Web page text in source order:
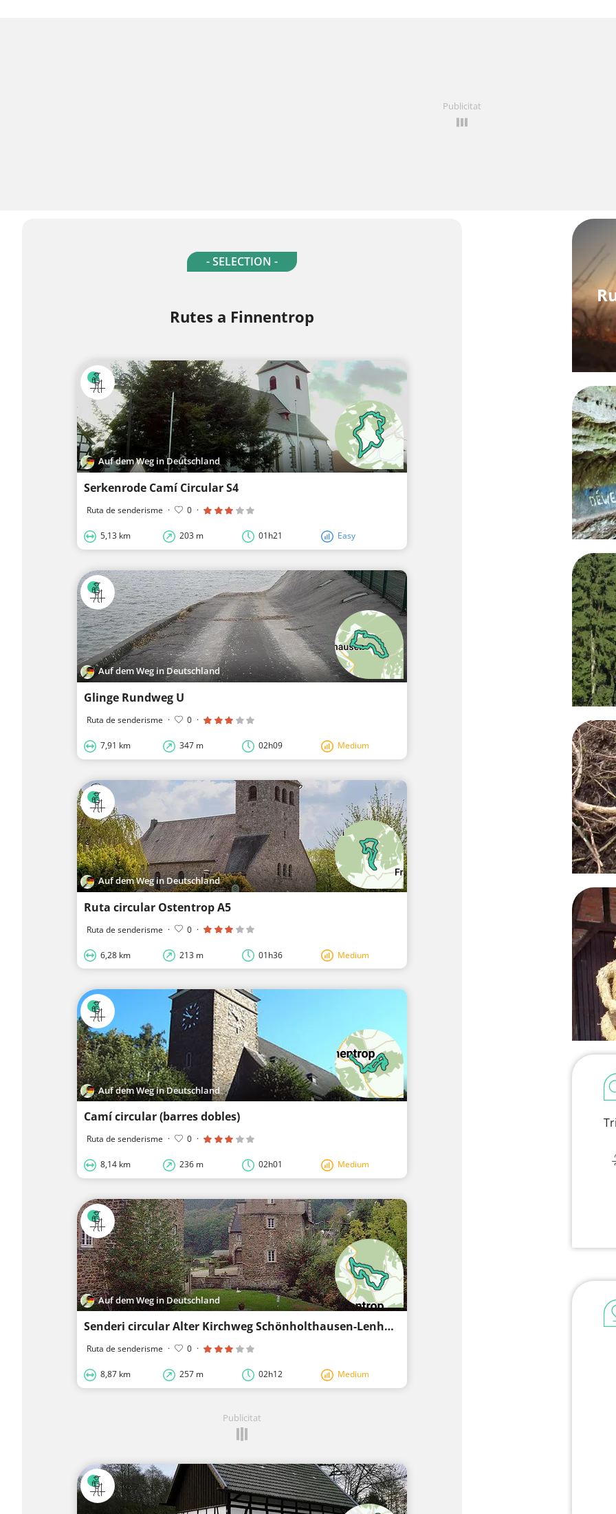
Publicitat
- SELECTION -
Rutes a Finnentrop
Auf dem Weg in Deutschland
Serkenrode Camí Circular S4
Ruta de senderisme · 0 ·
5,13 km 203 m 01h21 Easy
Auf dem Weg in Deutschland
Glinge Rundweg U
Ruta de senderisme · 0 ·
7,91 km 347 m 02h09 Medium
Auf dem Weg in Deutschland
Ruta circular Ostentrop A5
Ruta de senderisme · 0 ·
6,28 km 213 m 01h36 Medium
Auf dem Weg in Deutschland
Camí circular (barres dobles)
Ruta de senderisme · 0 ·
8,14 km 236 m 02h01 Medium
Auf dem Weg in Deutschland
Senderi circular Alter Kirchweg Schönholthausen-Lenhausen Z
Ruta de senderisme · 0 ·
8,87 km 257 m 02h12 Medium
Publicitat